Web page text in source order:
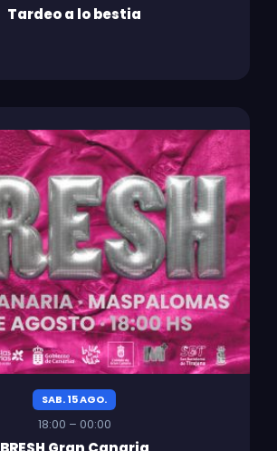
Tardeo a lo bestia
SAB. 15 AGO.
18:00 – 00:00